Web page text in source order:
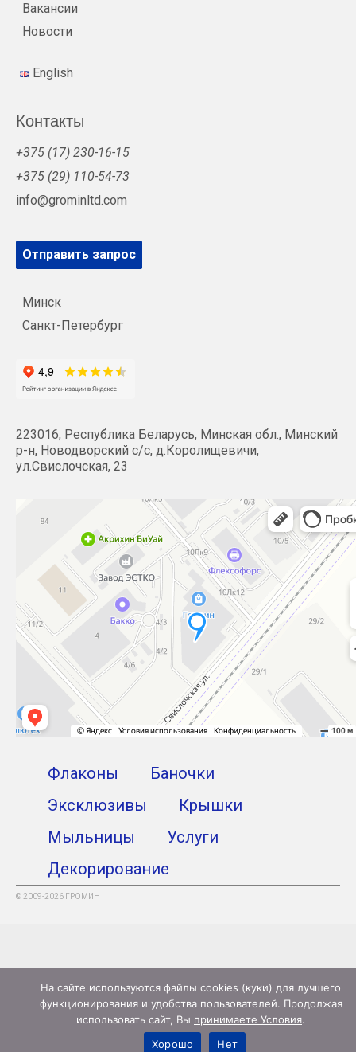
Вакансии
Новости
English
Контакты
+375 (17) 230-16-15
+375 (29) 110-54-73
info@grominltd.com
Отправить запрос
Минск
Санкт-Петербург
223016, Республика Беларусь, Минская обл., Минский
р-н, Новодворский с/с, д.Королищевичи,
ул.Свислочская, 23
Флаконы
Баночки
Эксклюзивы
Крышки
Мыльницы
Услуги
Декорирование
© 2009-2026 ГРОМИН
На сайте используются файлы cookies (куки) для лучшего
функционирования и удобства пользователей. Продолжая
использовать сайт, Вы принимаете Условия.
Хорошо
Нет